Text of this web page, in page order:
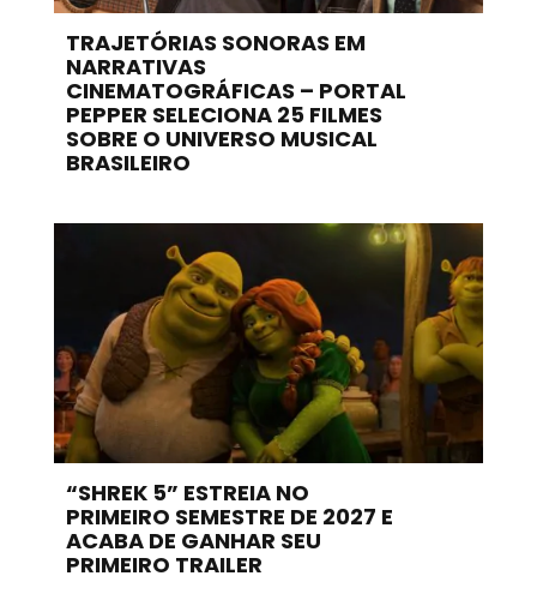
TRAJETÓRIAS SONORAS EM
NARRATIVAS
CINEMATOGRÁFICAS – PORTAL
PEPPER SELECIONA 25 FILMES
SOBRE O UNIVERSO MUSICAL
BRASILEIRO
“SHREK 5” ESTREIA NO
PRIMEIRO SEMESTRE DE 2027 E
ACABA DE GANHAR SEU
PRIMEIRO TRAILER